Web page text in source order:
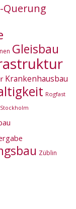
Querung
Gleisbau
Krankenhausbau
Rogfast
Stockholm
Züblin